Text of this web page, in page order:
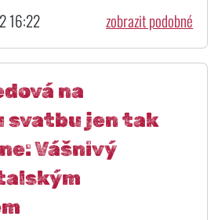
16:22 zobrazit podobné
na
svatbu jen tak
Vášnivý